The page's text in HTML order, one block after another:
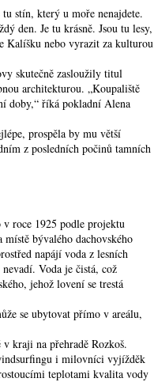
stín, který u moře nenajdete.
den. Je tu krásně. Jsou tu lesy,
Kalíšku nebo vyrazit za kulturou
skutečně zasloužily titul
architekturou. „Koupaliště
doby,“ říká pokladní Alena
prospěla by mu větší
z posledních počinů tamních
roce 1925 podle projektu
bývalého dachovského
napájí voda z lesních
Voda je čistá, což
jehož lovení se trestá
se ubytovat přímo v areálu,
kraji na přehradě Rozkoš.
i milovníci vyjížděk
teplotami kvalita vody